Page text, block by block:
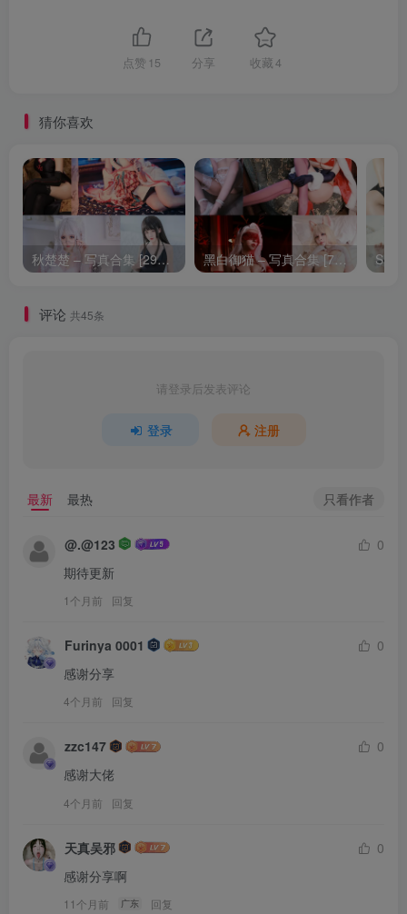
点赞 15 分享 收藏4
猜你喜欢
秋楚楚 – 写真合集 [29套] [持续更新] 黑白御猫 – 写真合集 [7套] [持续更新]
评论 共45条
请登录后发表评论
登录 注册
最新 最热 只看作者
@.@123
0
期待更新
1个月前 回复
Furinya 0001
0
感谢分享
4个月前 回复
zzc147
0
感谢大佬
4个月前 回复
天真吴邪
0
感谢分享啊
11个月前 广东 回复